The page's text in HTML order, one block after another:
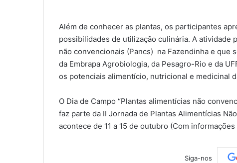
Além de conhecer as plantas, os participantes
possibilidades de utilização culinária. A atividade
não convencionais (Pancs) na Fazendinha e que
da Embrapa Agrobiologia, da Pesagro-Rio e da
os potenciais alimentício, nutricional e medicinal
O Dia de Campo “Plantas alimentícias não
faz parte da II Jornada de Plantas Alimentícias
acontece de 11 a 15 de outubro (Com informações
Siga-nos